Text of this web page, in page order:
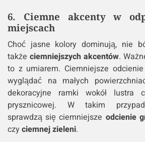
6. Ciemne akcenty w
miejscach
Choć jasne kolory dominują, nie
takżeciemniejszych akcentów.
to z umiarem. Ciemniejsze
wyglądać na małych
dekoracyjne ramki wokół lustra
prysznicowej. W takim
sprawdzą się ciemniejsze odcienie
czyciemnej zieleni.